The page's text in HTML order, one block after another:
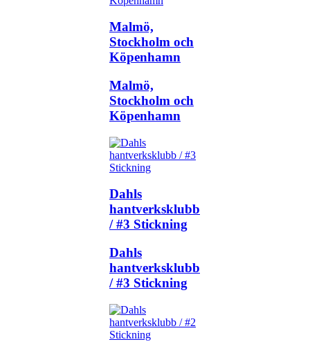
Malmö,
Stockholm och
Köpenhamn
Malmö,
Stockholm och
Köpenhamn
Dahls
hantverksklubb
/ #3 Stickning
Dahls
hantverksklubb
/ #3 Stickning